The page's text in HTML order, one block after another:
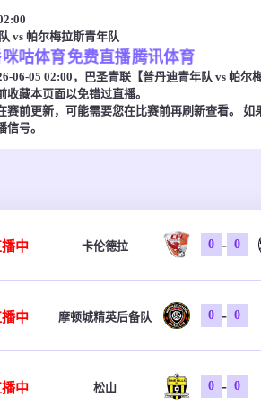
vs 帕尔梅拉斯青年队
咪咕体育 免费直播 腾讯体育
06-05 02:00，巴圣青联【普丹迪青年队 vs 帕
藏本页面以免错过直播。
赛前更新，可能需要您在比赛前再刷新查看。
号。
播中 卡伦德拉 0 - 0
播中 摩顿城精英后备队 0 - 0
播中 松山 0 - 0